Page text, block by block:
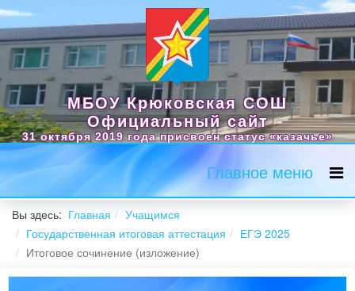
МБОУ Крюковская СОШ
Официальный сайт
31 октября 2019 года присвоен статус «казачье»
Главное меню
Вы здесь: Главная
Учащимся
Государственная итоговая аттестация
ЕГЭ 2025
Итоговое сочинение (изложение)